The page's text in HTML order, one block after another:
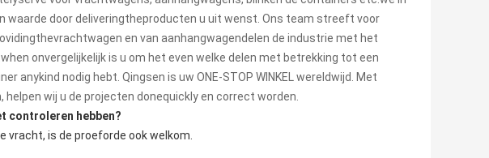
waarde door deliveringtheproducten u uit wenst. Ons team streeft voor
en van aanhangwagendelen de industrie met het
onvergelijkelijk is u om het even welke delen met betrekking tot een
anykind nodig hebt. Qingsen is uw ONE-STOP WINKEL wereldwijd. Met
wij u de projecten donequickly en correct worden.
controleren hebben?
vracht, is de proeforde ook welkom.